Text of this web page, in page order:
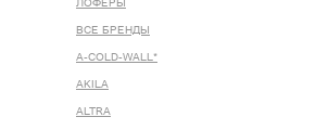
ЛОФЕРЫ
ВСЕ БРЕНДЫ
A-COLD-WALL*
AKILA
ALTRA